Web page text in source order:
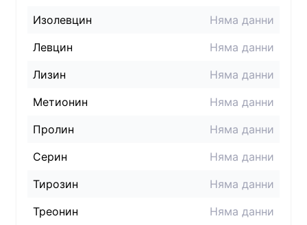
Изолевцин
Няма данни
Левцин
Няма данни
Лизин
Няма данни
Метионин
Няма данни
Пролин
Няма данни
Серин
Няма данни
Тирозин
Няма данни
Треонин
Няма данни